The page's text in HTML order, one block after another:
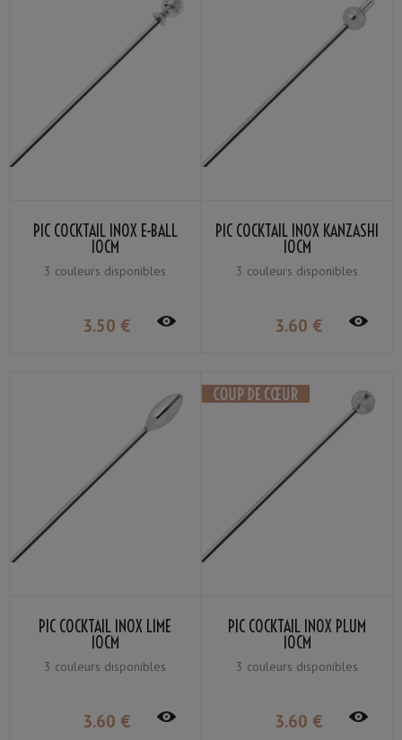
PIC COCKTAIL INOX E-BALL
10CM
3 couleurs disponibles
3.50 €
PIC COCKTAIL INOX KANZASHI
10CM
3 couleurs disponibles
3.60 €
PIC COCKTAIL INOX LIME
10CM
3 couleurs disponibles
3.60 €
PIC COCKTAIL INOX PLUM
10CM
3 couleurs disponibles
3.60 €